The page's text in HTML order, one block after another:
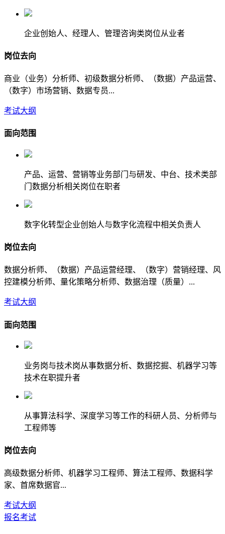
企业创始人、经理人、管理咨询类岗位从业者
岗位去向
商业（业务）分析师、初级数据分析师、（数据）产品运营、
（数字）市场营销、数据专员...
考试大纲
面向范围
产品、运营、营销等业务部门与研发、中台、技术类部
门数据分析相关岗位在职者
数字化转型企业创始人与数字化流程中相关负责人
岗位去向
数据分析师、（数据）产品运营经理、（数字）营销经理、风
控建模分析师、量化策略分析师、数据治理（质量）...
考试大纲
面向范围
业务岗与技术岗从事数据分析、数据挖掘、机器学习等
技术在职提升者
从事算法科学、深度学习等工作的科研人员、分析师与
工程师等
岗位去向
高级数据分析师、机器学习工程师、算法工程师、数据科学
家、首席数据官...
考试大纲
报名考试